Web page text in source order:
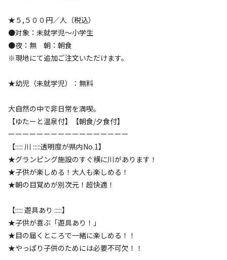
★５,５００円／人（税込）
●対象：未就学児〜小学生
●夜：無 朝：朝食
※現地にて追加ご注文いただけます。
★幼児（未就学児）：無料
大自然の中で非日常を満喫。
【ゆたーと温泉付】【朝食/夕食付】
ーーーーーーーーーーーーーーーーー
【::::: 川 :::::透明度が県内No.1】
★グランピング施設のすぐ横に川があります！
★子供が楽しめる！大人も楽しめる！
★朝の目覚めが別次元！超快適！
【::::: 遊具あり :::::】
★子供が喜ぶ「遊具あり！」
★目の届くところで一緒に楽しめる！！
★やっぱり子供のためには必要不可欠！！
宿泊施設（ 8件）
【星の隠れ屋コテージ】【6～9月限定／休
日】『厳選！宮崎県産の贅沢BBQ』〈温泉
券付〉〈2食付〉